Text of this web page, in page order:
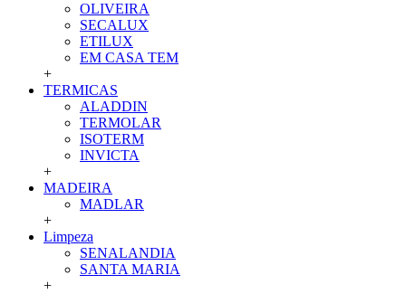
OLIVEIRA
SECALUX
ETILUX
EM CASA TEM
+
TERMICAS
ALADDIN
TERMOLAR
ISOTERM
INVICTA
+
MADEIRA
MADLAR
+
Limpeza
SENALANDIA
SANTA MARIA
+